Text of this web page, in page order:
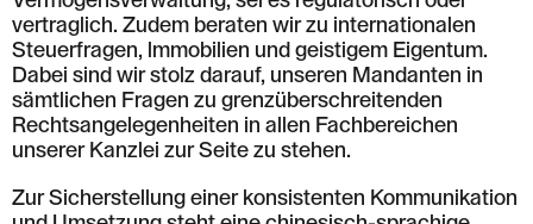
vertraglich. Zudem beraten wir zu internationalen
Steuerfragen, lmmobilien und geistigem Eigentum.
Dabei sind wir stolz darauf, unseren Mandanten in
sämtlichen Fragen zu grenzüberschreitenden
Rechtsangelegenheiten in allen Fachbereichen
unserer Kanzlei zur Seite zu stehen.
Zur Sicherstellung einer konsistenten Kommunikation